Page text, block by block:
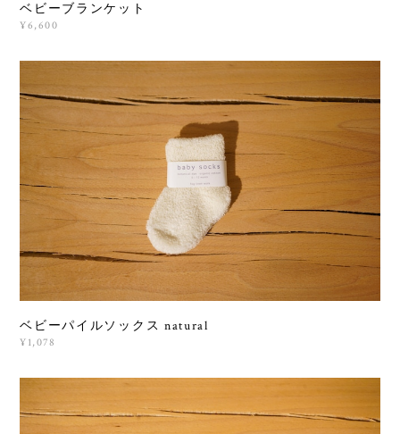
ベビーブランケット
¥6,600
ベビーパイルソックス natural
¥1,078